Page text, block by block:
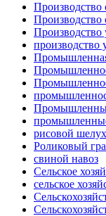
Производство
Производство
производство
рисовой
Роликовый
свиной навоз
Сельское
сельское